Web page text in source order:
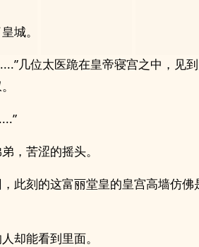
城。
几位太医跪在皇帝寝宫之中，见到
，苦涩的摇头。
此刻的这富丽堂皇的皇宫高墙仿佛
却能看到里面。